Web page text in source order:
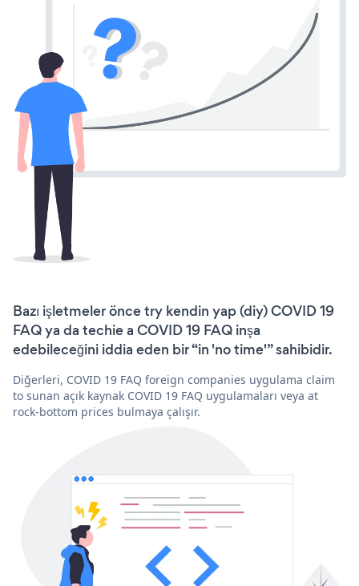
Bazı işletmeler önce try kendin yap (diy) COVID 19
FAQ ya da techie a COVID 19 FAQ inşa
edebileceğini iddia eden bir “in 'no time'” sahibidir.
Diğerleri, COVID 19 FAQ foreign companies uygulama claim
to sunan açık kaynak COVID 19 FAQ uygulamaları veya at
rock-bottom prices bulmaya çalışır.